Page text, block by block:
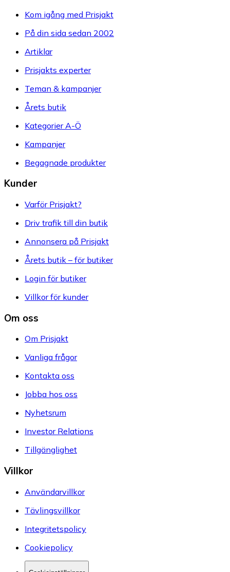
Kom igång med Prisjakt
På din sida sedan 2002
Artiklar
Prisjakts experter
Teman & kampanjer
Årets butik
Kategorier A-Ö
Kampanjer
Begagnade produkter
Kunder
Varför Prisjakt?
Driv trafik till din butik
Annonsera på Prisjakt
Årets butik – för butiker
Login för butiker
Villkor för kunder
Om oss
Om Prisjakt
Vanliga frågor
Kontakta oss
Jobba hos oss
Nyhetsrum
Investor Relations
Tillgänglighet
Villkor
Användarvillkor
Tävlingsvillkor
Integritetspolicy
Cookiepolicy